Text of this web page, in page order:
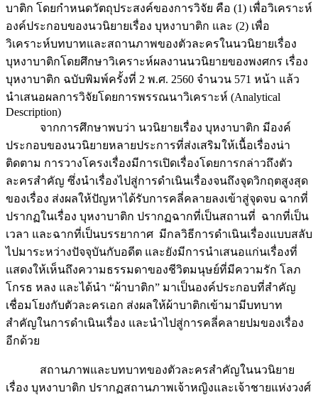
บาติก โดยกำหนดวัตถุประสงค์ของการวิจัย คือ (1) เพื่อวิเคราะห์
องค์ประกอบของนวนิยายเรื่อง บุหงาบาติก และ (2) เพื่อ
วิเคราะห์บทบาทและสถานภาพของตัวละครในนวนิยายเรื่อง
บุหงาบาติกโดยศึกษาวิเคราะห์ผลงานนวนิยายของพงศกร เรื่อง
บุหงาบาติก ฉบับพิมพ์ครั้งที่ 2 พ.ศ. 2560 จำนวน 571 หน้า แล้ว
นำเสนอผลการวิจัยโดยการพรรณนาวิเคราะห์ (Analytical
Description)
จากการศึกษาพบว่า นวนิยายเรื่อง บุหงาบาติก มีองค์
ประกอบของนวนิยายหลายประการที่ส่งเสริมให้เนื้อเรื่องน่า
ติดตาม การวางโครงเรื่องมีการเปิดเรื่องโดยการกล่าวถึงตัว
ละครสำคัญ ซึ่งนำเรื่องไปสู่การดำเนินเรื่องจนถึงจุดวิกฤตสูงสุด
ของเรื่อง ส่งผลให้ปัญหาได้รับการคลี่คลายลงเข้าสู่จุดจบ ฉากที่
ปรากฏในเรื่อง บุหงาบาติก ปรากฏฉากที่เป็นสถานที่ ฉากที่เป็น
เวลา และฉากที่เป็นบรรยากาศ มีกลวิธีการดำเนินเรื่องแบบสลับ
ไปมาระหว่างปัจจุบันกับอดีต และยังมีการนำเสนอแก่นเรื่องที่
แสดงให้เห็นถึงความธรรมดาของชีวิตมนุษย์ที่มีความรัก โลภ
โกรธ หลง และได้นำ “ผ้าบาติก” มาเป็นองค์ประกอบที่สำคัญ
เชื่อมโยงกับตัวละครเอก ส่งผลให้ผ้าบาติกเข้ามามีบทบาท
สำคัญในการดำเนินเรื่อง และนำไปสู่การคลี่คลายปมของเรื่อง
อีกด้วย
สถานภาพและบทบาทของตัวละครสำคัญในนวนิยาย
เรื่อง บุหงาบาติก ปรากฏสถานภาพเจ้าหญิงและเจ้าชายแห่งวงศ์